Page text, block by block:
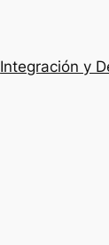
Integración y